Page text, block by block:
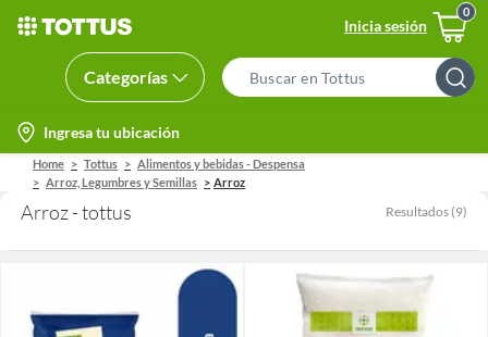
Inicia sesión
Categorías
Search
Bar
location-
icon
Ingresa tu ubicación
Home Tottus
Alimentos y bebidas - Despensa
Arroz, Legumbres y Semillas
Arroz
Arroz - tottus Resultados (9)